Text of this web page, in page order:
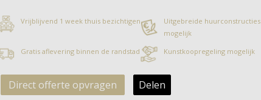
Vrijblijvend 1 week thuis bezichtigen
Uitgebreide huurconstructies
mogelijk
Gratis aflevering binnen de randstad
Kunstkoopregeling mogelijk
Direct offerte opvragen Delen